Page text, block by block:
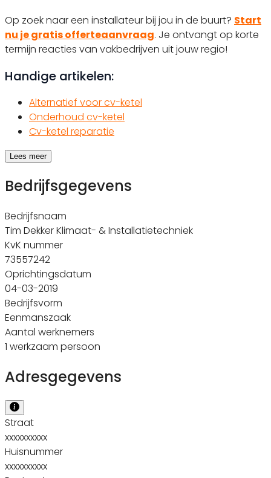
Op zoek naar een installateur bij jou in de buurt? Start
nu je gratis offerteaanvraag. Je ontvangt op korte
termijn reacties van vakbedrijven uit jouw regio!
Handige artikelen:
Alternatief voor cv-ketel
Onderhoud cv-ketel
Cv-ketel reparatie
Lees meer
Bedrijfsgegevens
Bedrijfsnaam
Tim Dekker Klimaat- & Installatietechniek
KvK nummer
73557242
Oprichtingsdatum
04-03-2019
Bedrijfsvorm
Eenmanszaak
Aantal werknemers
1 werkzaam persoon
Adresgegevens
Straat
xxxxxxxxxx
Huisnummer
xxxxxxxxxx